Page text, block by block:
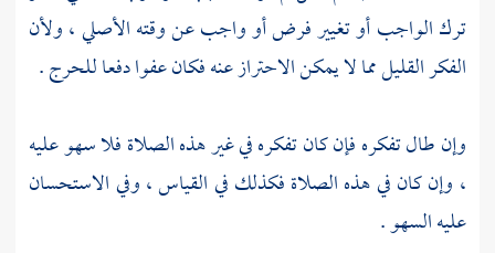
ترك الواجب أو تغيير فرض أو واجب عن وقته الأصلي ، ولأن
الفكر القليل مما لا يمكن الاحتراز عنه فكان عفوا دفعا للحرج .
وإن طال تفكره فإن كان تفكره في غير هذه الصلاة فلا سهو عليه
، وإن كان في هذه الصلاة فكذلك في القياس ، وفي الاستحسان
عليه السهو .